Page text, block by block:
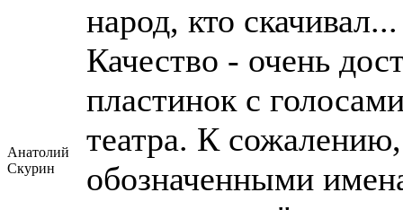
Анатолий
Скурин
народ, кто
Качество - очень
пластинок с
театра. К
обозначенными